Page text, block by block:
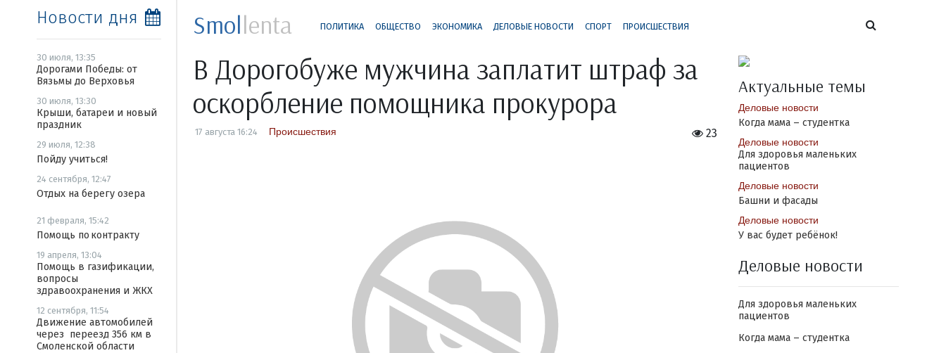
Новости дня
30 июля, 13:35
Дорогами Победы: от
Вязьмы до Верховья
30 июля, 13:30
Крыши, батареи и новый
праздник
29 июля, 12:38
Пойду учиться!
24 сентября, 12:47
Отдых на берегу озера
21 февраля, 15:42
Помощь по контракту
19 апреля, 13:04
Помощь в газификации,
вопросы
здравоохранения и ЖКХ
12 сентября, 11:54
Движение автомобилей
через переезд 356 км в
Смоленской области
Smollenta ПОЛИТИКА ОБЩЕСТВО ЭКОНОМИКА ДЕЛОВЫЕ НОВОСТИ СПОРТ ПРОИСШЕСТВИЯ
В Дорогобуже мужчина заплатит штраф за
оскорбление помощника прокурора
23
17 августа 16:24 Происшествия
Актуальные темы
Деловые новости
Когда мама – студентка
Деловые новости
Для здоровья маленьких
пациентов
Деловые новости
Башни и фасады
Деловые новости
У вас будет ребёнок!
Деловые новости
Для здоровья маленьких
пациентов
Когда мама – студентка